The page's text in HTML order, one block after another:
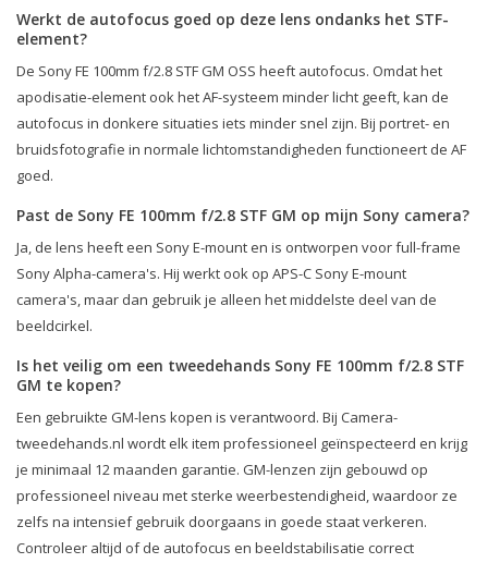
Werkt de autofocus goed op deze lens ondanks het STF-
element?
De Sony FE 100mm f/2.8 STF GM OSS heeft autofocus. Omdat het
apodisatie-element ook het AF-systeem minder licht geeft, kan de
autofocus in donkere situaties iets minder snel zijn. Bij portret- en
bruidsfotografie in normale lichtomstandigheden functioneert de AF
goed.
Past de Sony FE 100mm f/2.8 STF GM op mijn Sony camera?
Ja, de lens heeft een Sony E-mount en is ontworpen voor full-frame
Sony Alpha-camera's. Hij werkt ook op APS-C Sony E-mount
camera's, maar dan gebruik je alleen het middelste deel van de
beeldcirkel.
Is het veilig om een tweedehands Sony FE 100mm f/2.8 STF
GM te kopen?
Een gebruikte GM-lens kopen is verantwoord. Bij Camera-
tweedehands.nl wordt elk item professioneel geïnspecteerd en krijg
je minimaal 12 maanden garantie. GM-lenzen zijn gebouwd op
professioneel niveau met sterke weerbestendigheid, waardoor ze
zelfs na intensief gebruik doorgaans in goede staat verkeren.
Controleer altijd of de autofocus en beeldstabilisatie correct